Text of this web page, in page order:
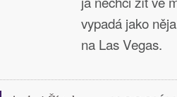
vypadá jako
na Las Vegas.